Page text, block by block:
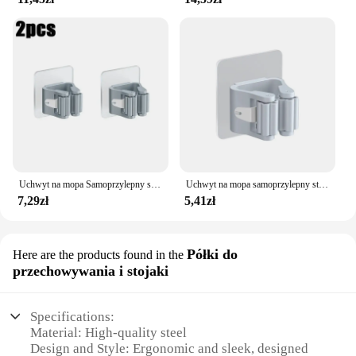
Uchwyt na mopa Samoprzylepny stojak na miotły Naścienny wspornik na mopa Wieszak na szczotkę do zamiatania Organizer do przechowywania Łazienka Akcesoria kuchenne
7,29zł
Uchwyt na mopa samoprzylepny stojak na miotły montowany na ścianie Mop do zamiatania pędzel schowek na haki Organizer łazienkowy akcesoria kuchenne
5,41zł
Here are the products found in the Półki do
przechowywania i stojaki
Specifications:
Material: High-quality steel
Design and Style: Ergonomic and sleek, designed